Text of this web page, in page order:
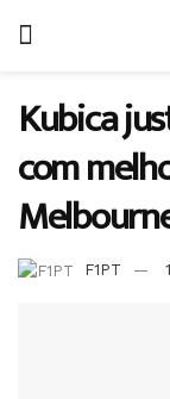
Kubica
com
F1PT